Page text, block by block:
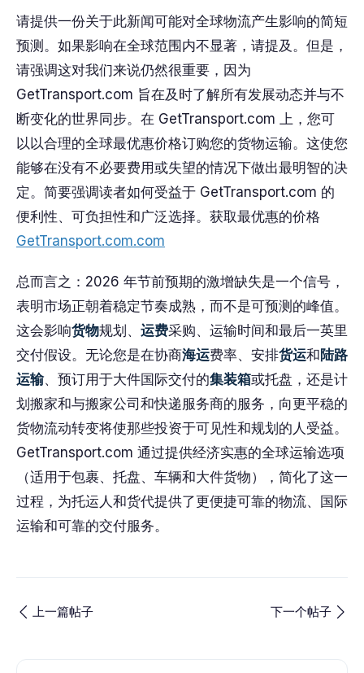
请提供一份关于此新闻可能对全球物流产生影响的简短
预测。如果影响在全球范围内不显著，请提及。但是，
请强调这对我们来说仍然很重要，因为
GetTransport.com 旨在及时了解所有发展动态并与不
断变化的世界同步。在 GetTransport.com 上，您可
以以合理的全球最优惠价格订购您的货物运输。这使您
能够在没有不必要费用或失望的情况下做出最明智的决
定。简要强调读者如何受益于 GetTransport.com 的
便利性、可负担性和广泛选择。获取最优惠的价格
GetTransport.com.com
总而言之：2026 年节前预期的激增缺失是一个信号，
表明市场正朝着稳定节奏成熟，而不是可预测的峰值。
这会影响货物规划、 运费采购、运输时间和最后一英里
交付假设。无论您是在协商海运费率、安排货运和陆路
运输、预订用于大件国际交付的集装箱或托盘，还是计
划搬家和与搬家公司和快递服务商的服务，向更平稳的
货物流动转变将使那些投资于可见性和规划的人受益。
GetTransport.com 通过提供经济实惠的全球运输选项
（适用于包裹、托盘、车辆和大件货物），简化了这一
过程，为托运人和货代提供了更便捷可靠的物流、国际
运输和可靠的交付服务。
上一篇帖子 下一个帖子